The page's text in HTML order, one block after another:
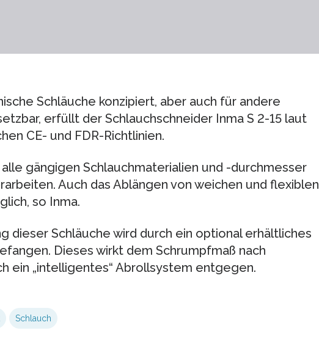
Schläuche konzipiert, aber auch für andere
erfüllt der Schlauchschneider Inma S 2-15 laut
CE- und FDR-Richtlinien.
alle gängigen Schlauchmaterialien und -durchmesser
Auch das Ablängen von weichen und flexiblen
so Inma.
dieser Schläuche wird durch ein optional erhältliches
Dieses wirkt dem Schrumpfmaß nach
ein „intelligentes“ Abrollsystem entgegen.
Schlauch